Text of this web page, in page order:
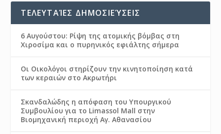
ΤΕΛΕΥΤΑΊΕΣ ΔΗΜΟΣΙΕΎΣΕΙΣ
6 Αυγούστου: Ρίψη της ατομικής βόμβας στη
Χιροσίμα και ο πυρηνικός εφιάλτης σήμερα
Οι Οικολόγοι στηρίζουν την κινητοποίηση κατά
των κεραιών στο Ακρωτήρι
Σκανδαλώδης η απόφαση του Υπουργικού
Συμβουλίου για το Limassol Mall στην
Βιομηχανική περιοχή Αγ. Αθανασίου